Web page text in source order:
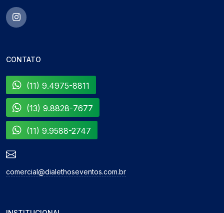
CONTATO
(11) 9.4975-8811
(13) 9.8828-7677
(11) 9.9588-2747
comercial@dialethoseventos.com.br